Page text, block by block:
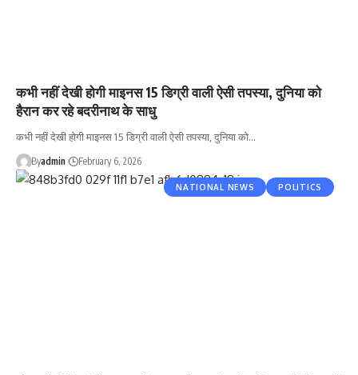
कभी नहीं देखी होगी माइनस 15 डिग्री वाली ऐसी तपस्या, दुनिया को
हैरान कर रहे बदरीनाथ के साधु
कभी नहीं देखी होगी माइनस 15 डिग्री वाली ऐसी तपस्या, दुनिया को…
Byadmin February 6, 2026
NATIONAL NEWS POLITICS